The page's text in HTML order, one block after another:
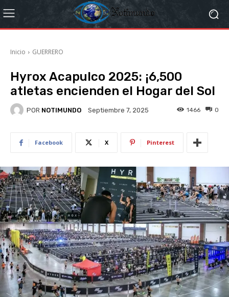
Inicio GUERRERO
Hyrox Acapulco 2025: ¡6,500
atletas encienden el Hogar del Sol
POR NOTIMUNDO Septiembre 7, 2025 0
1466
Facebook X Pinterest